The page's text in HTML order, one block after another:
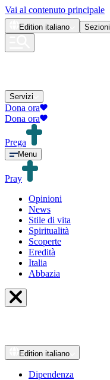
Vai al contenuto principale
Edition italiano Sezioni
Servizi
Dona ora
Dona ora
Prega
Menu
Pray
Opinioni
News
Stile di vita
Spiritualità
Scoperte
Eredità
Italia
Abbazia
Edition italiano
Dipendenza